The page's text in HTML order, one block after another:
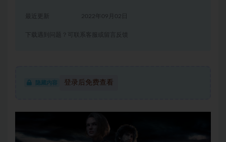
2022年09月02日
下载遇到问题？可联系客服或留言反馈
隐藏内容 登录后免费查看